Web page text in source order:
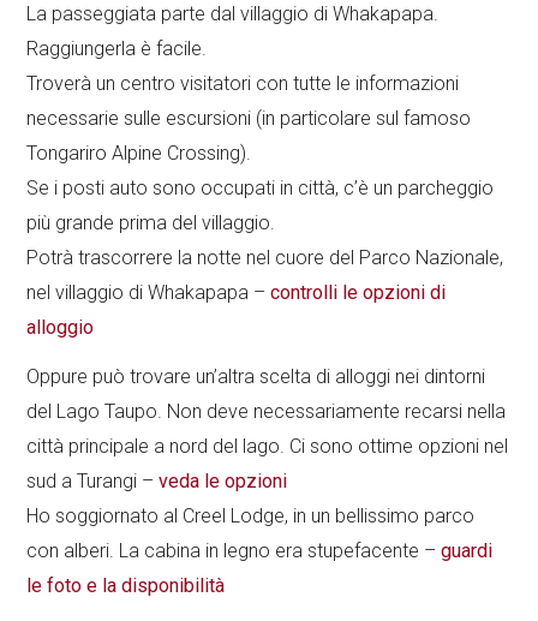
La passeggiata parte dal villaggio di Whakapapa.
Raggiungerla è facile.
Troverà un centro visitatori con tutte le informazioni
necessarie sulle escursioni (in particolare sul famoso
Tongariro Alpine Crossing).
Se i posti auto sono occupati in città, c’è un parcheggio
più grande prima del villaggio.
Potrà trascorrere la notte nel cuore del Parco Nazionale,
nel villaggio di Whakapapa –controlli le opzioni di
alloggio
Oppure può trovare un’altra scelta di alloggi nei dintorni
del Lago Taupo. Non deve necessariamente recarsi nella
città principale a nord del lago. Ci sono ottime opzioni nel
sud a Turangi –veda le opzioni
Ho soggiornato al Creel Lodge, in un bellissimo parco
con alberi. La cabina in legno era stupefacente –guardi
le foto e la disponibilità